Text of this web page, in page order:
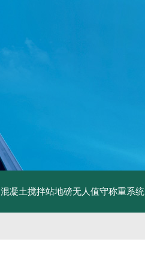
混凝土搅拌站地磅无人值守称重系统